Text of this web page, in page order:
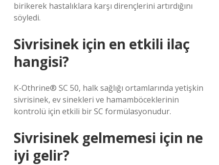
birikerek hastalıklara karşı dirençlerini artırdığını
söyledi.
Sivrisinek için en etkili ilaç
hangisi?
K-Othrine® SC 50, halk sağlığı ortamlarında yetişkin
sivrisinek, ev sinekleri ve hamamböceklerinin
kontrolü için etkili bir SC formülasyonudur.
Sivrisinek gelmemesi için ne
iyi gelir?